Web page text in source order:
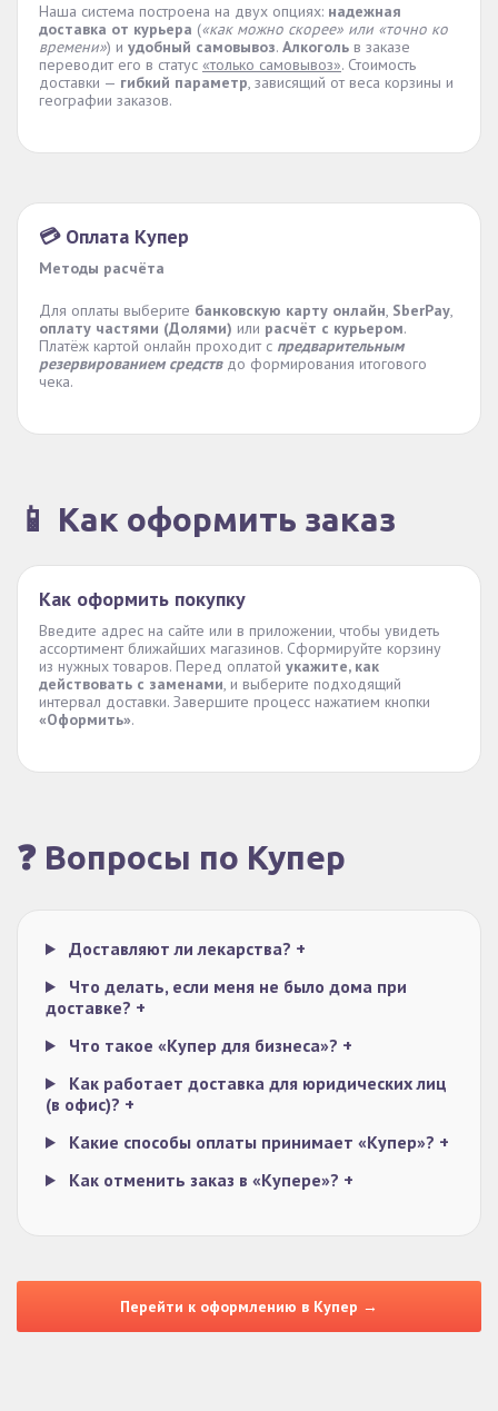
Наша система построена на двух опциях: надежная
доставка от курьера («как можно скорее» или «точно ко
времени») и удобный самовывоз. Алкоголь в заказе
переводит его в статус «только самовывоз». Стоимость
доставки — гибкий параметр, зависящий от веса корзины и
географии заказов.
💳 Оплата Купер
Методы расчёта
Для оплаты выберите банковскую карту онлайн, SberPay,
оплату частями (Долями) или расчёт с курьером.
Платёж картой онлайн проходит с предварительным
резервированием средствдо формирования итогового
чека.
📱 Как оформить заказ
Как оформить покупку
Введите адрес на сайте или в приложении, чтобы увидеть
ассортимент ближайших магазинов. Сформируйте корзину
из нужных товаров. Перед оплатой укажите, как
действовать с заменами, и выберите подходящий
интервал доставки. Завершите процесс нажатием кнопки
«Оформить».
❓ Вопросы по Купер
Доставляют ли лекарства? +
Что делать, если меня не было дома при
доставке? +
Что такое «Купер для бизнеса»? +
Как работает доставка для юридических лиц
(в офис)? +
Какие способы оплаты принимает «Купер»? +
Как отменить заказ в «Купере»? +
Перейти к оформлению в Купер →